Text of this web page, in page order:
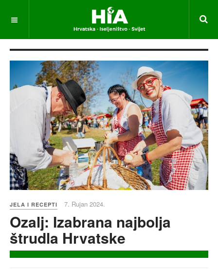
JELA I RECEPTI 7. Rujan 2024.
Ozalj: Izabrana najbolja
štrudla Hrvatske